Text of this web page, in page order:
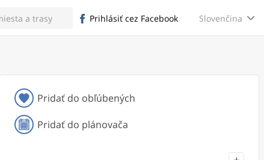
Prihlásiť cez Facebook Slovenčina
Pridať do obľúbených
Pridať do plánovača